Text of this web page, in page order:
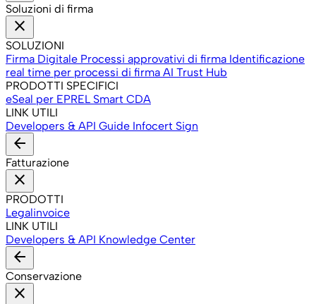
Soluzioni di firma
close
SOLUZIONI
Firma Digitale Processi approvativi di firma Identificazione
real time per processi di firma AI Trust Hub
PRODOTTI SPECIFICI
eSeal per EPREL Smart CDA
LINK UTILI
Developers & API Guide Infocert Sign
arrow_back
Fatturazione
close
PRODOTTI
Legalinvoice
LINK UTILI
Developers & API Knowledge Center
arrow_back
Conservazione
close